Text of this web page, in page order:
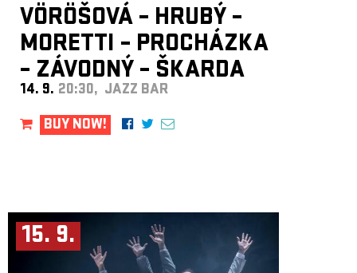
VÖRÖŠOVÁ – HRUBÝ –
MORETTI – PROCHÁZKA
– ZÁVODNÝ – ŠKARDA
14. 9. 20:30, JAZZ BAR
BUY NOW!
15. 9.